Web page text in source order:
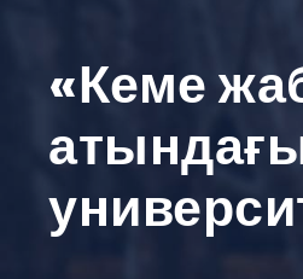
«Кеме